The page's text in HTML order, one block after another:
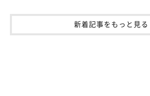
新着記事をもっと見る